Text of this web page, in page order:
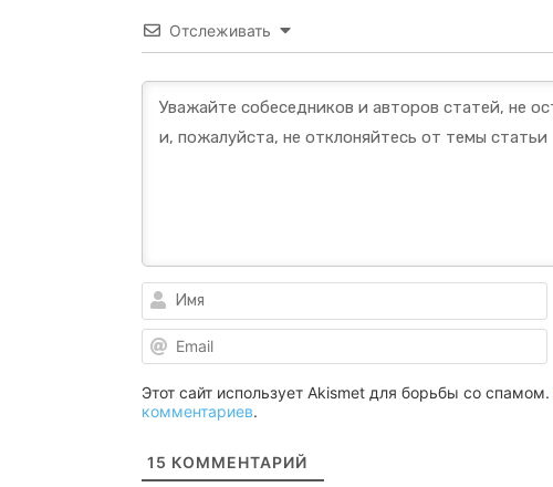
Отслеживать
Этот сайт использует Akismet для борьбы со спамом.
комментариев.
15 КОММЕНТАРИЙ